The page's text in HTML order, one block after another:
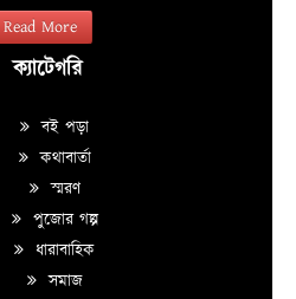
Read More
ক্যাটেগরি
বই পড়া
কথাবার্তা
স্মরণ
পুজোর গল্প
ধারাবাহিক
সমাজ